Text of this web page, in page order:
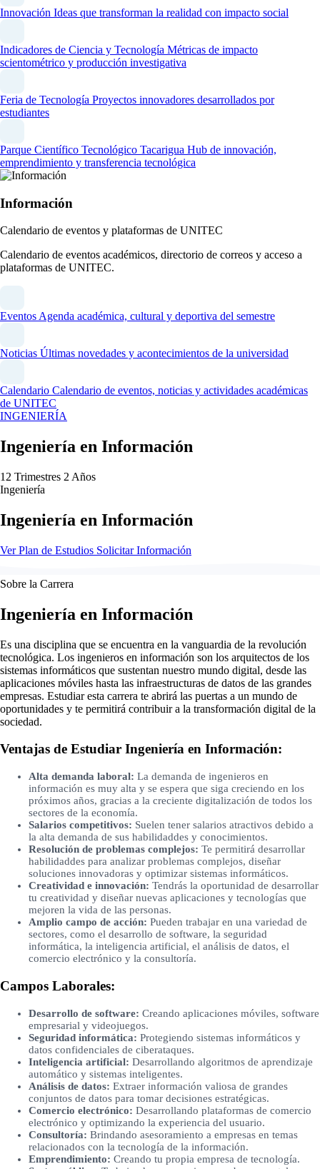
Innovación Ideas que transforman la realidad con impacto social
Indicadores de Ciencia y Tecnología Métricas de impacto
scientométrico y producción investigativa
Feria de Tecnología Proyectos innovadores desarrollados por
estudiantes
Parque Científico Tecnológico Tacarigua Hub de innovación,
emprendimiento y transferencia tecnológica
Información
Calendario de eventos y plataformas de UNITEC
Calendario de eventos académicos, directorio de correos y acceso a
plataformas de UNITEC.
Eventos Agenda académica, cultural y deportiva del semestre
Noticias Últimas novedades y acontecimientos de la universidad
Calendario Calendario de eventos, noticias y actividades académicas
de UNITEC
INGENIERÍA
Ingeniería en Información
12 Trimestres 2 Años
Ingeniería
Ingeniería en Información
Ver Plan de Estudios Solicitar Información
Sobre la Carrera
Ingeniería en Información
Es una disciplina que se encuentra en la vanguardia de la revolución
tecnológica. Los ingenieros en información son los arquitectos de los
sistemas informáticos que sustentan nuestro mundo digital, desde las
aplicaciones móviles hasta las infraestructuras de datos de las grandes
empresas. Estudiar esta carrera te abrirá las puertas a un mundo de
oportunidades y te permitirá contribuir a la transformación digital de la
sociedad.
Ventajas de Estudiar Ingeniería en Información:
Alta demanda laboral: La demanda de ingenieros en
información es muy alta y se espera que siga creciendo en los
próximos años, gracias a la creciente digitalización de todos los
sectores de la economía.
Salarios competitivos: Suelen tener salarios atractivos debido a
la alta demanda de sus habilidaddes y conocimientos.
Resolución de problemas complejos: Te permitirá desarrollar
habilidaddes para analizar problemas complejos, diseñar
soluciones innovadoras y optimizar sistemas informáticos.
Creatividad e innovación: Tendrás la oportunidad de desarrollar
tu creatividad y diseñar nuevas aplicaciones y tecnologías que
mejoren la vida de las personas.
Amplio campo de acción: Pueden trabajar en una variedad de
sectores, como el desarrollo de software, la seguridad
informática, la inteligencia artificial, el análisis de datos, el
comercio electrónico y la consultoría.
Campos Laborales:
Desarrollo de software: Creando aplicaciones móviles, software
empresarial y videojuegos.
Seguridad informática: Protegiendo sistemas informáticos y
datos confidenciales de ciberataques.
Inteligencia artificial: Desarrollando algoritmos de aprendizaje
automático y sistemas inteligentes.
Análisis de datos: Extraer información valiosa de grandes
conjuntos de datos para tomar decisiones estratégicas.
Comercio electrónico: Desarrollando plataformas de comercio
electrónico y optimizando la experiencia del usuario.
Consultoría: Brindando asesoramiento a empresas en temas
relacionados con la tecnología de la información.
Emprendimiento: Creando tu propia empresa de tecnología.